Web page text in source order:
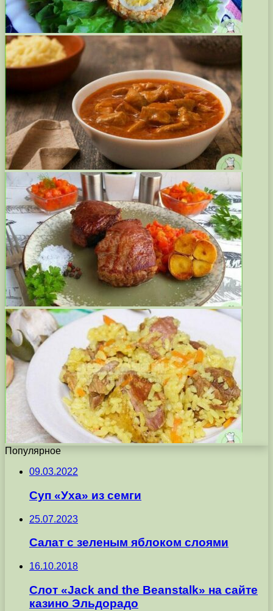
Популярное
09.03.2022
Суп «Уха» из семги
25.07.2023
Салат с зеленым яблоком слоями
16.10.2018
Слот «Jack and the Beanstalk» на сайте
казино Эльдорадо